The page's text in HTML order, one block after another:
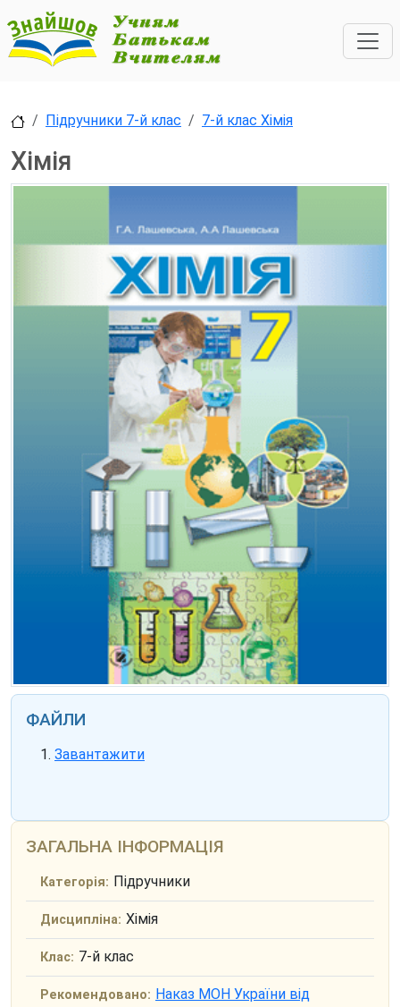
Підручники 7-й клас 7-й клас Хімія
Хімія
ФАЙЛИ
Завантажити
ЗАГАЛЬНА ІНФОРМАЦІЯ
Категорія: Підручники
Дисципліна: Хімія
Клас: 7-й клас
Рекомендовано: Наказ МОН України від